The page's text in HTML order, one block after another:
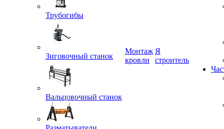
Трубогибы
Зиговочный станок
Вальцовочный станок
кровли
строитель